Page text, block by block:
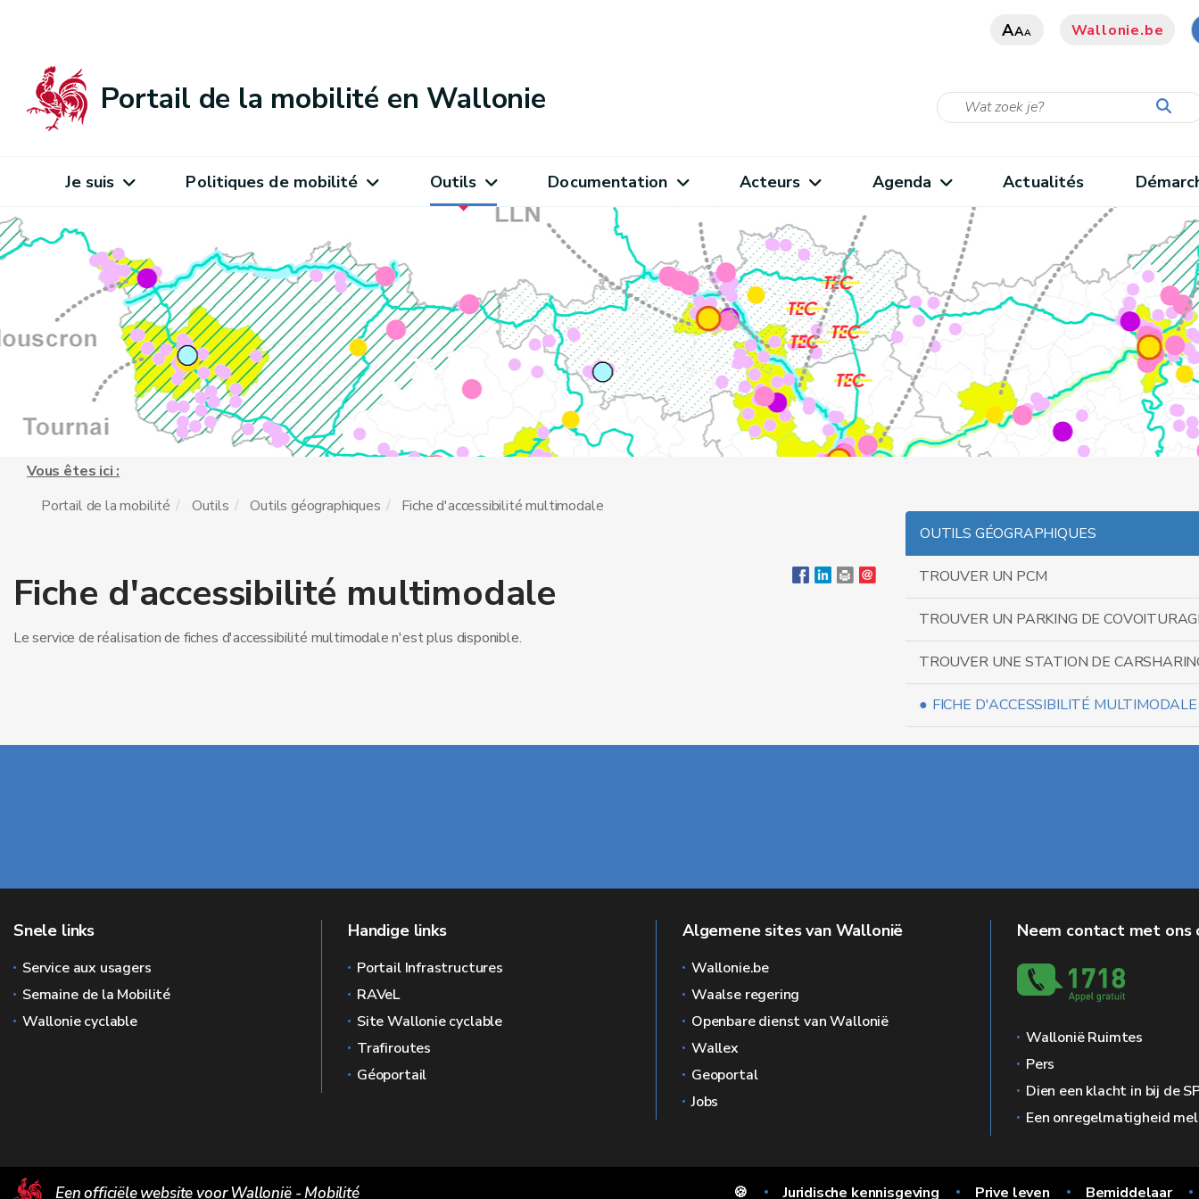
AAA Wallonie.be
Portail de la mobilité en Wallonie
Je suis Politiques de mobilité Outils Documentation Acteurs Agenda Actualités
Vous êtes ici :
Portail de la mobilité
Outils Outils géographiques Fiche d'accessibilité multimodale
Fiche d'accessibilité multimodale
Le service de réalisation de fiches d'accessibilité multimodale n'est plus disponible.
OUTILS GÉOGRAPHIQUES
TROUVER UN PCM
TROUVER UN PARKING DE
TROUVER UNE STATION DE
FICHE D'ACCESSIBILITÉ MULTIMODALE
Snele links
Service aux usagers
Semaine de la Mobilité
Wallonie cyclable
Handige links
Portail Infrastructures
RAVeL
Site Wallonie cyclable
Trafiroutes
Géoportail
Algemene sites van Wallonië
Wallonie.be
Waalse regering
Openbare dienst van Wallonië
Wallex
Geoportal
Jobs
Neem contact met ons
Wallonië Ruimtes
Pers
Dien een klacht in bij de
Een onregelmatigheid
Een officiële website voor Wallonië - Mobilité 🍪 Juridische kennisgeving Prive leven Bemiddelaar